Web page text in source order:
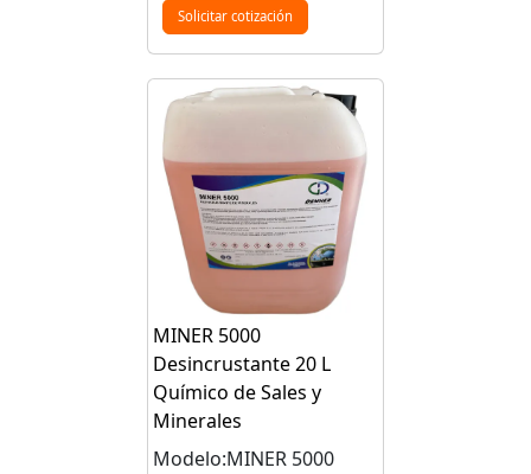
Solicitar cotización
MINER 5000
Desincrustante 20 L
Químico de Sales y
Minerales
Modelo:MINER 5000